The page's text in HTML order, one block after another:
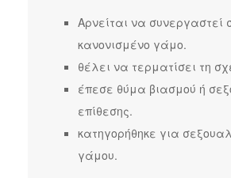
Αρνείται να συνεργαστεί
κανονισμένο γάμο.
θέλει να τερματίσει τη
έπεσε θύμα βιασμού ή
επίθεσης.
κατηγορήθηκε για
γάμου.